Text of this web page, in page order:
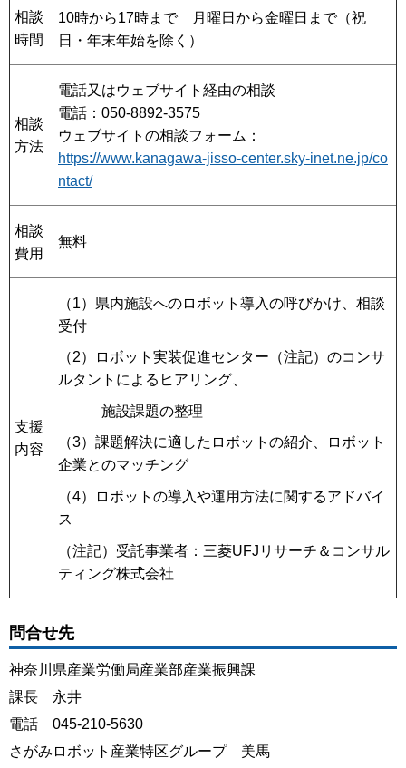
相談
時間
10時から17時まで 月曜日から金曜日まで（祝
日・年末年始を除く）
相談
方法
電話又はウェブサイト経由の相談
電話：050-8892-3575
ウェブサイトの相談フォーム：
https://www.kanagawa-jisso-center.sky-inet.ne.jp/co
ntact/
相談
費用
無料
支援
内容
（1）県内施設へのロボット導入の呼びかけ、相談
受付
（2）ロボット実装促進センター（注記）のコンサ
ルタントによるヒアリング、
施設課題の整理
（3）課題解決に適したロボットの紹介、ロボット
企業とのマッチング
（4）ロボットの導入や運用方法に関するアドバイ
ス
（注記）受託事業者：三菱UFJリサーチ＆コンサル
ティング株式会社
問合せ先
神奈川県産業労働局産業部産業振興課
課長 永井
電話 045-210-5630
さがみロボット産業特区グループ 美馬